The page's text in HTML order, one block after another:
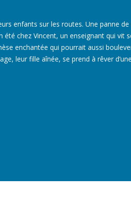
enfants sur les routes. Une panne
été chez Vincent, un enseignant qui vit
enchantée qui pourrait aussi
leur fille aînée, se prend à rêver